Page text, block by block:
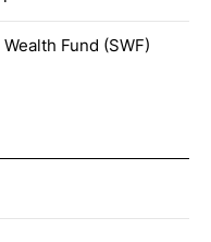
Fund (SWF)